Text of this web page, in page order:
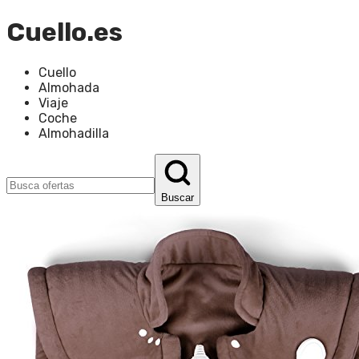
Cuello.es
Cuello
Almohada
Viaje
Coche
Almohadilla
Buscar